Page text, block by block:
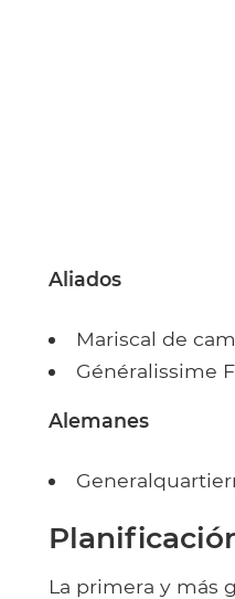
Aliados
Mariscal de
Généralissime
Alemanes
La primera y más